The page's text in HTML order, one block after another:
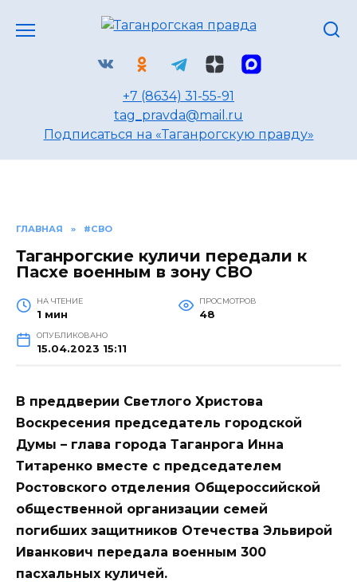
+7 (8634) 31-55-91
tag_pravda@mail.ru
Подписаться на «Таганрогскую правду»
ГЛАВНАЯ » #СВО
Таганрогские куличи передали к
Пасхе военным в зону СВО
НА ЧТЕНИЕ
1 мин
ПРОСМОТРОВ
48
ОПУБЛИКОВАНО
15.04.2023 15:11
В преддверии Светлого Христова
Воскресения председатель городской
Думы – глава города Таганрога Инна
Титаренко вместе с председателем
Ростовского отделения Общероссийской
общественной организации семей
погибших защитников Отечества Эльвирой
Иванкович передала военным 300
пасхальных куличей.